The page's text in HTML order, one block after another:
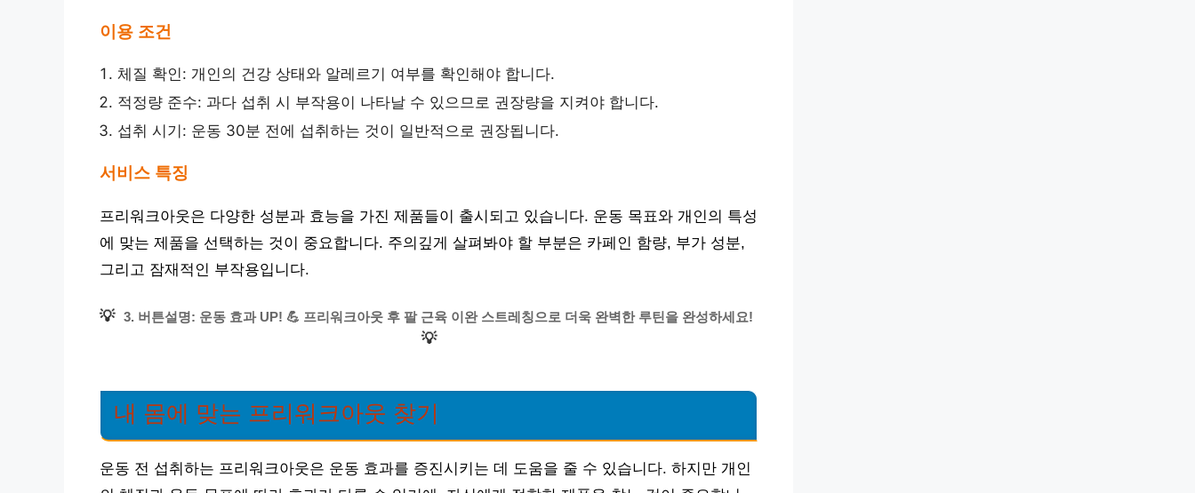
이용 조건
체질 확인: 개인의 건강 상태와 알레르기 여부를 확인해야 합니다.
적정량 준수: 과다 섭취 시 부작용이 나타날 수 있으므로 권장량을 지켜야 합니다.
섭취 시기: 운동 30분 전에 섭취하는 것이 일반적으로 권장됩니다.
서비스 특징
프리워크아웃은 다양한 성분과 효능을 가진 제품들이 출시되고 있습니다. 운동 목표와 개인의 특성
에 맞는 제품을 선택하는 것이 중요합니다. 주의깊게 살펴봐야 할 부분은 카페인 함량, 부가 성분,
그리고 잠재적인 부작용입니다.
💡 3. 버튼설명: 운동 효과 UP! 💪 프리워크아웃 후 팔 근육 이완 스트레칭으로 더욱 완벽한 루틴을 완성하세요!
💡
내 몸에 맞는 프리워크아웃 찾기
운동 전 섭취하는 프리워크아웃은 운동 효과를 증진시키는 데 도움을 줄 수 있습니다. 하지만 개인